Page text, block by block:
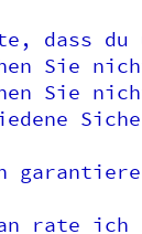
dass
Sie
Sie
garantiere
rate ich